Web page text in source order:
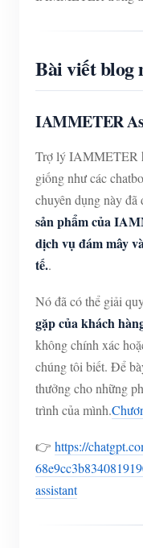
Bài viết blog
IAMMETER
Trợ lý IAMMETER
giống như các
chuyên dụng này
sản phẩm của
dịch vụ đám mây
tế..
Nó đã có thể giải
gặp của khách
không chính xác
chúng tôi biết. Để
thưởng cho những
trình của mình.
👉 https://
assistant